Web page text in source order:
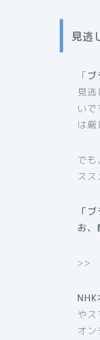
見逃
「ブ
見
い
は厳
でも
スス
「
お、
>>
やス
オ